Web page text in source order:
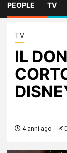
PEOPLE TV
Home TV IL
TV
IL
4 anni ago